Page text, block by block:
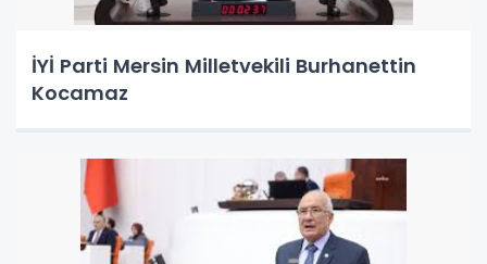
İYİ Parti Mersin Milletvekili Burhanettin
Kocamaz